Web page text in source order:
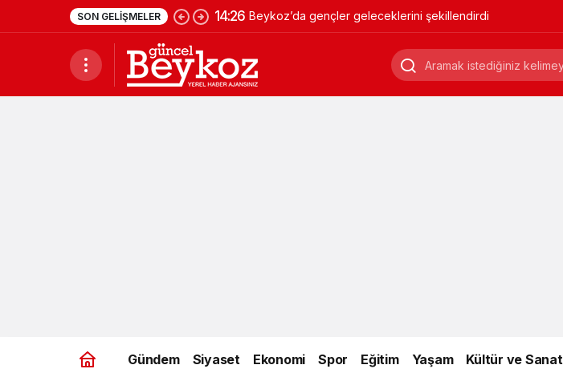
SON GELIŞMELER 14:26 Beykoz’da gençler geleceklerini şekillendirdi
Gündem Siyaset Ekonomi Spor Eğitim Yaşam Kültür ve Sanat